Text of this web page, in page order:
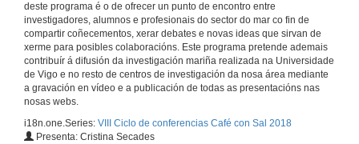
deste programa é o de ofrecer un punto de encontro entre
investigadores, alumnos e profesionais do sector do mar co fin de
compartir coñecementos, xerar debates e novas ideas que sirvan de
xerme para posibles colaboracións. Este programa pretende ademais
contribuír á difusión da investigación mariña realizada na Universidade
de Vigo e no resto de centros de investigación da nosa área mediante
a gravación en vídeo e a publicación de todas as presentacións nas
nosas webs.
i18n.one.Series: VIII Ciclo de conferencias Café con Sal 2018
Presenta: Cristina Secades
Presentation of Alicia L. Bruzos
3 de maio de 2018
Unraveling cancer evolution through transmissible cancers
3 de maio de 2018